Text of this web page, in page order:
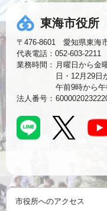
東海市役所
〒476-8601 愛知県東海
代表電話：052-603-2211
業務時間： 月曜日から金
日・12月29日
午前9時から
法人番号：
市役所へのアクセス